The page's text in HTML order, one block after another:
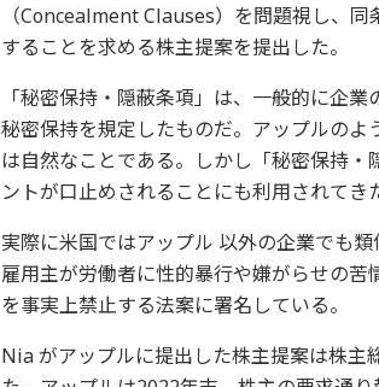
（Concealment Clauses）を問題視し、
することを求める株主提案を提出した。
「秘密保持・隠蔽条項」は、一般的に企
秘密保持を規定したものだ。アップルの
は自然なことである。しかし「秘密保持
ントが口止めされることにも利用されてき
実際に米国ではアップル 以外の企業でも
雇用主が労働者に性的暴行や嫌がらせの苦
を事実上禁止する法案に署名している。
Nia がアップルに提出した株主提案は株主